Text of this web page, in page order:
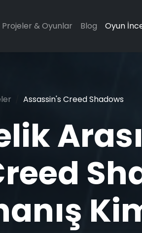
Projeler & Oyunlar Blog Oyun
Assassin's Creed Shadows